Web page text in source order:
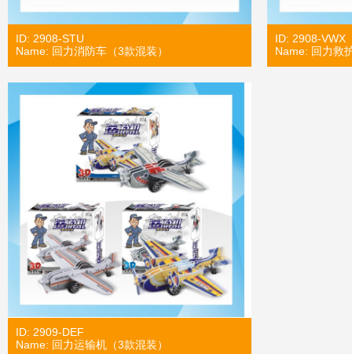
ID: 2908-STU
Name: 回力消防车（3款混装）
ID: 2908-VWX
Name: 回力救
ID: 2909-DEF
Name: 回力运输机（3款混装）